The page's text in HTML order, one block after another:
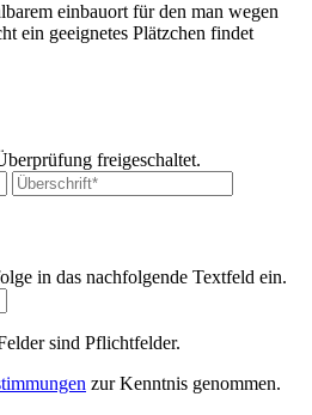
einbauort für den man wegen
ein geeignetes Plätzchen findet
freigeschaltet.
in das nachfolgende Textfeld ein.
sind Pflichtfelder.
zur Kenntnis genommen.